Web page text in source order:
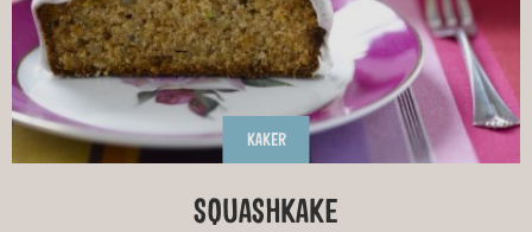
KAKER
SQUASHKAKE